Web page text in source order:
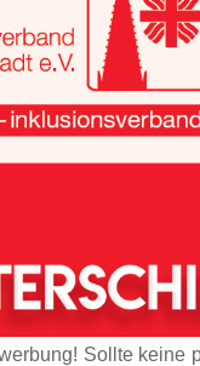
Sollte keine